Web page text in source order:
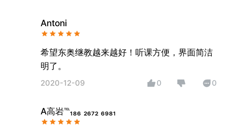
Antoni
希望东奥继教越来越好！听课方便，界面简洁
明了。
2020-12-09 0 0
A高岩℡₁₈₆ ₂₆₇₂ ₆₉₈₁